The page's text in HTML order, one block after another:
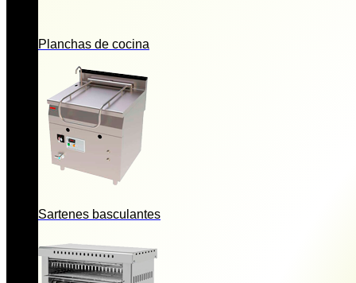
Planchas de cocina
Sartenes basculantes